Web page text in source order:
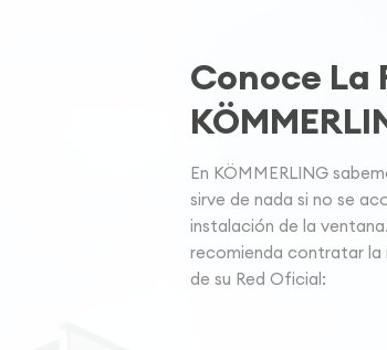
Conoce La
En KÖMMERLING
sirve de nada si no se
instalación de la
recomienda contratar la
de su Red Oficial: